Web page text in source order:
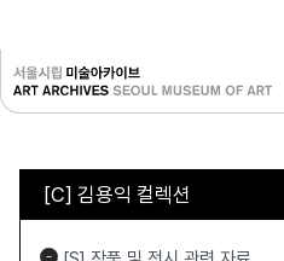
[C] 김용익 컬렉션